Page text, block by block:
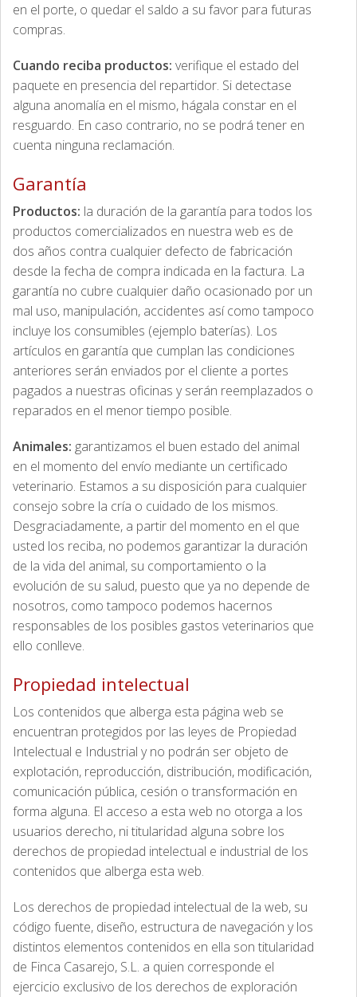
en el porte, o quedar el saldo a su favor para futuras
compras.
Cuando reciba productos: verifique el estado del
paquete en presencia del repartidor. Si detectase
alguna anomalía en el mismo, hágala constar en el
resguardo. En caso contrario, no se podrá tener en
cuenta ninguna reclamación.
Garantía
Productos: la duración de la garantía para todos los
productos comercializados en nuestra web es de
dos años contra cualquier defecto de fabricación
desde la fecha de compra indicada en la factura. La
garantía no cubre cualquier daño ocasionado por un
mal uso, manipulación, accidentes así como tampoco
incluye los consumibles (ejemplo baterías). Los
artículos en garantía que cumplan las condiciones
anteriores serán enviados por el cliente a portes
pagados a nuestras oficinas y serán reemplazados o
reparados en el menor tiempo posible.
Animales: garantizamos el buen estado del animal
en el momento del envío mediante un certificado
veterinario. Estamos a su disposición para cualquier
consejo sobre la cría o cuidado de los mismos.
Desgraciadamente, a partir del momento en el que
usted los reciba, no podemos garantizar la duración
de la vida del animal, su comportamiento o la
evolución de su salud, puesto que ya no depende de
nosotros, como tampoco podemos hacernos
responsables de los posibles gastos veterinarios que
ello conlleve.
Propiedad intelectual
Los contenidos que alberga esta página web se
encuentran protegidos por las leyes de Propiedad
Intelectual e Industrial y no podrán ser objeto de
explotación, reproducción, distribución, modificación,
comunicación pública, cesión o transformación en
forma alguna. El acceso a esta web no otorga a los
usuarios derecho, ni titularidad alguna sobre los
derechos de propiedad intelectual e industrial de los
contenidos que alberga esta web.
Los derechos de propiedad intelectual de la web, su
código fuente, diseño, estructura de navegación y los
distintos elementos contenidos en ella son titularidad
de Finca Casarejo, S.L. a quien corresponde el
ejercicio exclusivo de los derechos de exploración